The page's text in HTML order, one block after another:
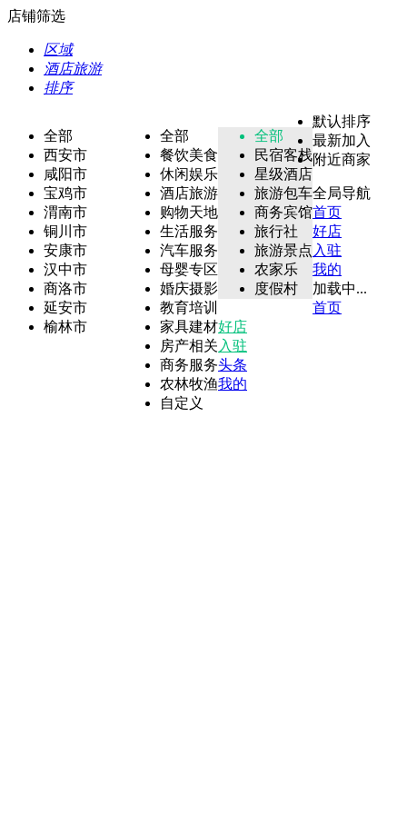
店铺筛选
区域
酒店旅游
排序
全部
西安市
咸阳市
宝鸡市
渭南市
铜川市
安康市
汉中市
商洛市
延安市
榆林市
全部
餐饮美食
休闲娱乐
酒店旅游
购物天地
生活服务
汽车服务
母婴专区
婚庆摄影
教育培训
家具建材
房产相关
商务服务
农林牧渔
自定义
全部
民宿客栈
星级酒店
旅游包车
商务宾馆
旅行社
旅游景点
农家乐
度假村
默认排序
最新加入
附近商家
全局导航
首页
好店
入驻
我的
加载中...
首页
好店
入驻
头条
我的